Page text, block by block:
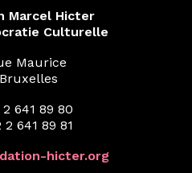
Marcel Hicter
Culturelle
Maurice
2 641 89 80
2 641 89 81
hicter.org